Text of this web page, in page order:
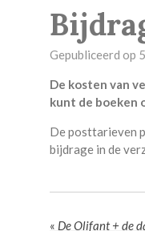
Gepubliceerd op
De kosten van
kunt de boeken
De posttarieven
bijdrage in de
« De Olifant + de